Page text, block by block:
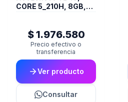
CORE 5_210H, 8GB,
$ 1.976.580
Precio efectivo o
transferencia
Ver producto
Consultar